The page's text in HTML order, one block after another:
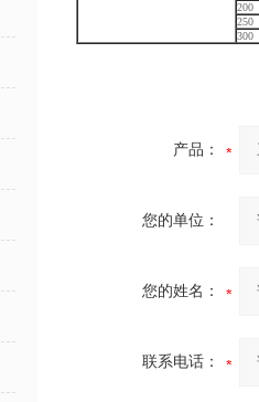
200
250
300
产品：
您的单位：
您的姓名：
联系电话：